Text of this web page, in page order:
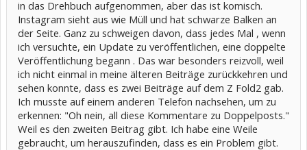
in das Drehbuch aufgenommen, aber das ist komisch.
Instagram sieht aus wie Müll und hat schwarze Balken an
der Seite. Ganz zu schweigen davon, dass jedes Mal , wenn
ich versuchte, ein Update zu veröffentlichen, eine doppelte
Veröffentlichung begann . Das war besonders reizvoll, weil
ich nicht einmal in meine älteren Beiträge zurückkehren und
sehen konnte, dass es zwei Beiträge auf dem Z Fold2 gab.
Ich musste auf einem anderen Telefon nachsehen, um zu
erkennen: "Oh nein, all diese Kommentare zu Doppelposts."
Weil es den zweiten Beitrag gibt. Ich habe eine Weile
gebraucht, um herauszufinden, dass es ein Problem gibt.